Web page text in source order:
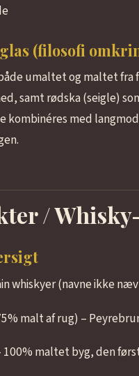
(filosofi
umaltet og maltet
samt rødska (seigle)
kombinéres med
/
whiskyer (navne ikke
malt af rug) –
maltet byg, den